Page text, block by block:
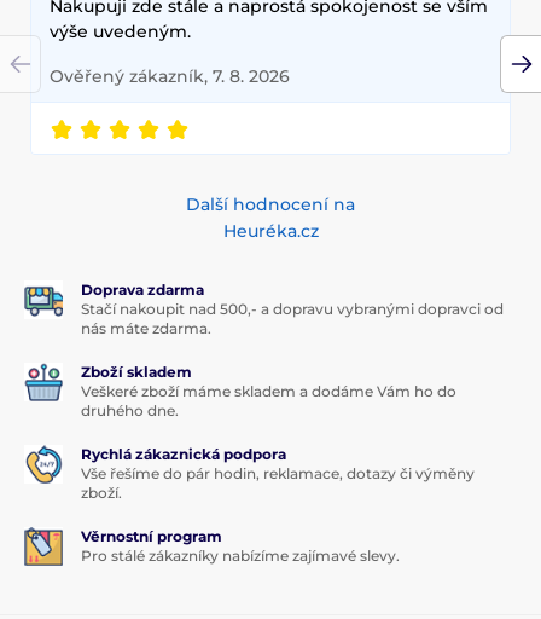
Nakupuji zde stále a naprostá spokojenost se vším
výše uvedeným.
Ověřený zákazník, 7. 8. 2026
Další hodnocení na
Heuréka.cz
Doprava zdarma
Stačí nakoupit nad 500,- a dopravu vybranými dopravci od
nás máte zdarma.
Zboží skladem
Veškeré zboží máme skladem a dodáme Vám ho do
druhého dne.
Rychlá zákaznická podpora
Vše řešíme do pár hodin, reklamace, dotazy či výměny
zboží.
Věrnostní program
Pro stálé zákazníky nabízíme zajímavé slevy.